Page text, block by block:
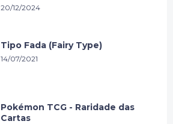
20/12/2024
Tipo Fada (Fairy Type)
14/07/2021
Pokémon TCG - Raridade das
Cartas